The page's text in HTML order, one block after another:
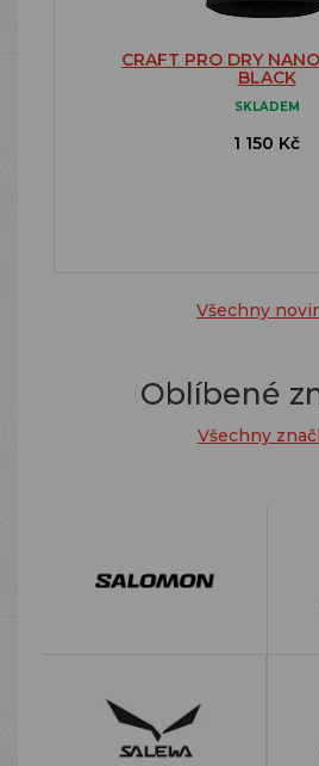
Všechny
CRAFT PRO DRY
BLACK
SKLADEM
1 150 Kč
Oblíbené
Všechny